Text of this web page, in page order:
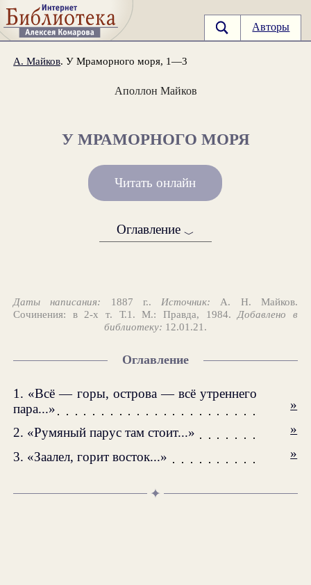
Авторы
А. Майков. У Мраморного моря, 1—3
Аполлон Майков
У МРАМОРНОГО МОРЯ
Читать онлайн
Оглавление ﹀
Даты написания: 1887 г.. Источник: А. Н. Майков.
Сочинения: в 2-х т. Т.1. М.: Правда, 1984. Добавлено в
библиотеку: 12.01.21.
Оглавление
1. «Всё — горы, острова — всё утреннего
пара...»
»
2. «Румяный парус там стоит...»
»
3. «Заалел, горит восток...»
»
✦